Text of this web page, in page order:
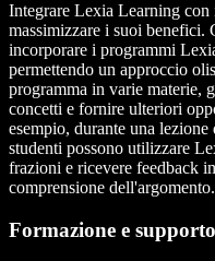
Integrare Lexia Learning con
massimizzare i suoi benefici.
incorporare i programmi
permettendo un approccio
programma in varie materie,
concetti e fornire ulteriori
esempio, durante una
studenti possono utilizzare
frazioni e ricevere feedback
comprensione dell'argomento.
Formazione e